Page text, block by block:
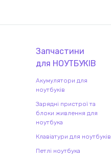
Запчастини
для НОУТБУК ІВ
Акумулятори для
ноутбуків
Зарядні пристрої та
блоки живлення для
ноутбука
Клавіатури для ноутбуків
Петлі ноутбука